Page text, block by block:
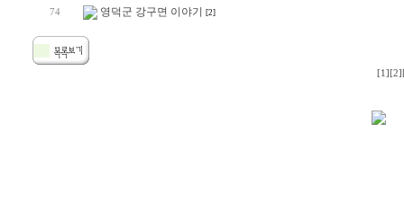
74 영덕군 강구면 이야기 [2]
[1] [2]